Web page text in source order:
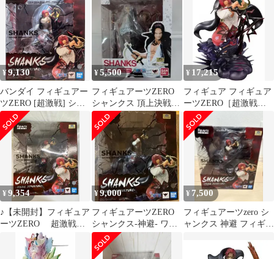
¥9,130
バンダイ フィギュアー
ツZERO [超激戦] シャ
ンクス-神避-
¥5,500
フィギュアーツZERO
シャンクス 頂上決戦
Ver Special Color
¥ 17,215
フィギュア フィギュア
ーツZERO［超激戦］
シャンクス-神避- 「ワ
ンピース」【14日以内
発送】
¥9,354
♪【未開封】フィギュア
ーツZERO 超激戦
シャンクス 神避■＊同
梱不可
¥9,000
フィギュアーツZERO
シャンクス-神避- ワン
ピース フィギュア 未開
封
¥ 7,500
フィギュアーツzero シ
ャンクス 神避 フィギュ